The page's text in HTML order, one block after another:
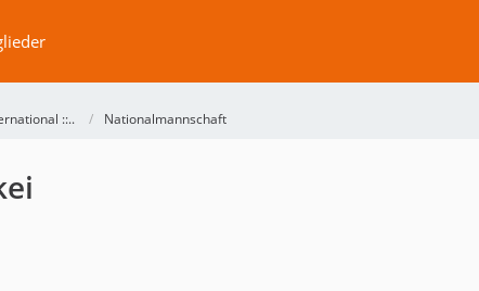
::.. Nationalmannschaft